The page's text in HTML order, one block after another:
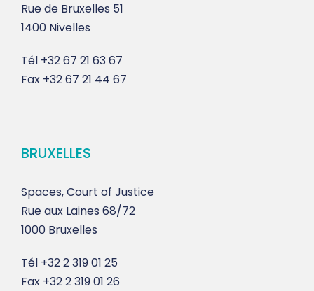
Rue de Bruxelles 51
1400 Nivelles
Tél +32 67 21 63 67
Fax +32 67 21 44 67
BRUXELLES
Spaces, Court of Justice
Rue aux Laines 68/72
1000 Bruxelles
Tél +32 2 319 01 25
Fax +32 2 319 01 26